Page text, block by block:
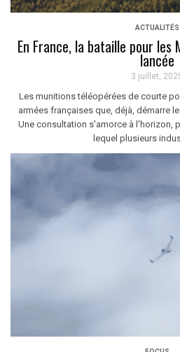
ACTUALITÉS
En France, la bataille pour les
lancée
3 juillet,
Les munitions téléopérées de courte
armées françaises que, déjà, démarre
Une consultation s'amorce à l'horizon,
lequel plusieurs